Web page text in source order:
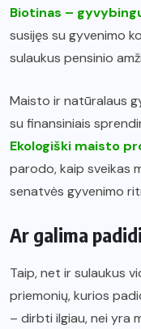
Biotinas –
susijęs su gyvenimo
sulaukus pensinio
Maisto ir natūralaus
su finansiniais
Ekologiški maisto
parodo, kaip sveikas
senatvės gyvenimo
Ar galima
Taip, net ir sulaukus
priemonių, kurios
– dirbti ilgiau, nei yra